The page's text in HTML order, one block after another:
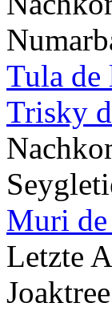
Tula de
Trisky
Muri de
Letzte